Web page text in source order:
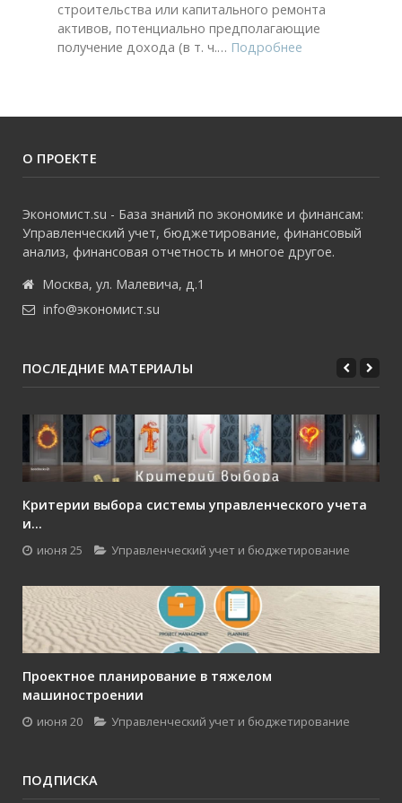
строительства или капитального ремонта
активов, потенциально предполагающие
получение дохода (в т. ч.… Подробнее
О ПРОЕКТЕ
Экономист.su - База знаний по экономике и финансам:
Управленческий учет, бюджетирование, финансовый
анализ, финансовая отчетность и многое другое.
Москва, ул. Малевича, д.1
info@экономист.su
ПОСЛЕДНИЕ МАТЕРИАЛЫ
Критерии выбора системы управленческого учета
и...
июня 25 Управленческий учет и бюджетирование
Проектное планирование в тяжелом
машиностроении
июня 20 Управленческий учет и бюджетирование
ПОДПИСКА